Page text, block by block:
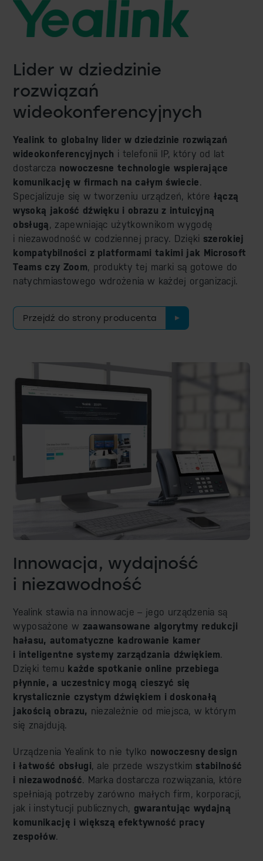
Lider w dziedzinie
rozwiązań
wideokonferencyjnych
Yealink to globalny lider w dziedzinie rozwiązań
wideokonferencyjnych i telefonii IP, który od lat
dostarcza nowoczesne technologie wspierające
komunikację w firmach na całym świecie.
Specjalizuje się w tworzeniu urządzeń, które łączą
wysoką jakość dźwięku i obrazu z intuicyjną
obsługą, zapewniając użytkownikom wygodę
i niezawodność w codziennej pracy. Dzięki szerokiej
kompatybilności z platformami takimi jak Microsoft
Teams czy Zoom, produkty tej marki są gotowe do
natychmiastowego wdrożenia w każdej organizacji.
Przejdź do strony producenta
Innowacja, wydajność
i niezawodność
Yealink stawia na innowacje – jego urządzenia są
wyposażone w zaawansowane algorytmy redukcji
hałasu, automatyczne kadrowanie kamer
i inteligentne systemy zarządzania dźwiękiem.
Dzięki temu każde spotkanie online przebiega
płynnie, a uczestnicy mogą cieszyć się
krystalicznie czystym dźwiękiem i doskonałą
jakością obrazu, niezależnie od miejsca, w którym
się znajdują.
Urządzenia Yealink to nie tylko nowoczesny design
i łatwość obsługi, ale przede wszystkim stabilność
i niezawodność. Marka dostarcza rozwiązania, które
spełniają potrzeby zarówno małych firm, korporacji,
jak i instytucji publicznych, gwarantując wydajną
komunikację i większą efektywność pracy
zespołów.